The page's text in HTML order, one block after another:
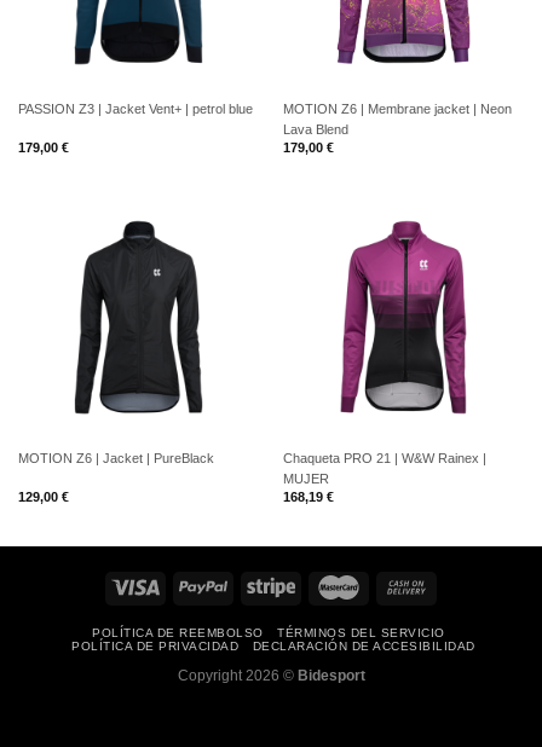
PASSION Z3 | Jacket Vent+ | petrol blue
179,00 €
MOTION Z6 | Membrane jacket | Neon
Lava Blend
179,00 €
MOTION Z6 | Jacket | PureBlack
129,00 €
Chaqueta PRO 21 | W&W Rainex |
MUJER
168,19 €
POLÍTICA DE REEMBOLSO
TÉRMINOS DEL SERVICIO
POLÍTICA DE PRIVACIDAD
DECLARACIÓN DE ACCESIBILIDAD
Copyright 2026 © Bidesport